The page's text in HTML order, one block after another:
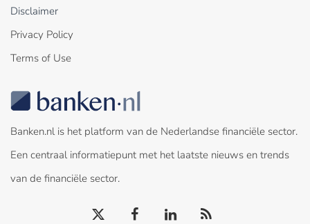
Disclaimer
Privacy Policy
Terms of Use
Banken.nl is het platform van de Nederlandse financiële sector.
Een centraal informatiepunt met het laatste nieuws en trends
van de financiële sector.